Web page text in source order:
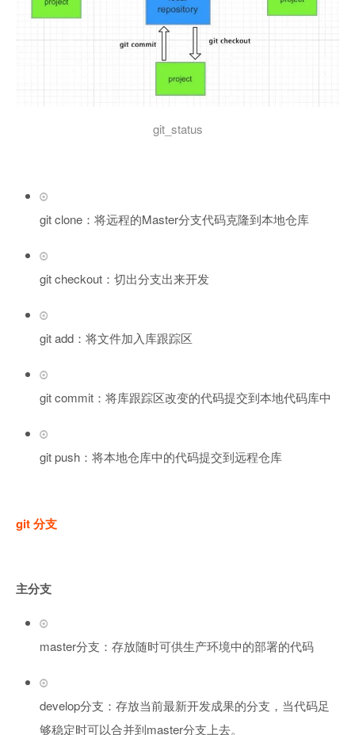
git_status
git clone：将远程的Master分支代码克隆到本地仓库
git checkout：切出分支出来开发
git add：将文件加入库跟踪区
git commit：将库跟踪区改变的代码提交到本地代码库中
git push：将本地仓库中的代码提交到远程仓库
git 分支
主分支
master分支：存放随时可供生产环境中的部署的代码
develop分支：存放当前最新开发成果的分支，当代码足
够稳定时可以合并到master分支上去。